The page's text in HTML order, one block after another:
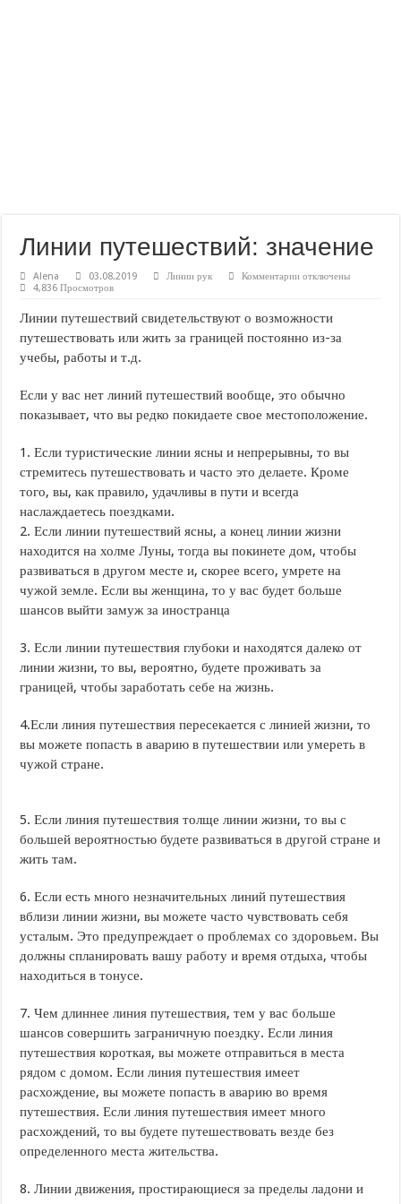
Линии путешествий: значение
Alena 03.08.2019 Линии рук Комментариик
значение
отключены
4,836 Просмотров
Линии путешествий свидетельствуют о возможности
путешествовать или жить за границей постоянно из-за
учебы, работы и т.д.
Если у вас нет линий путешествий вообще, это обычно
показывает, что вы редко покидаете свое местоположение.
1. Если туристические линии ясны и непрерывны, то вы
стремитесь путешествовать и часто это делаете. Кроме
того, вы, как правило, удачливы в пути и всегда
наслаждаетесь поездками.
2. Если линии путешествий ясны, а конец линии жизни
находится на холме Луны, тогда вы покинете дом, чтобы
развиваться в другом месте и, скорее всего, умрете на
чужой земле. Если вы женщина, то у вас будет больше
шансов выйти замуж за иностранца
3. Если линии путешествия глубоки и находятся далеко от
линии жизни, то вы, вероятно, будете проживать за
границей, чтобы заработать себе на жизнь.
4.Если линия путешествия пересекается с линией жизни, то
вы можете попасть в аварию в путешествии или умереть в
чужой стране.
5. Если линия путешествия толще линии жизни, то вы с
большей вероятностью будете развиваться в другой стране и
жить там.
6. Если есть много незначительных линий путешествия
вблизи линии жизни, вы можете часто чувствовать себя
усталым. Это предупреждает о проблемах со здоровьем. Вы
должны спланировать вашу работу и время отдыха, чтобы
находиться в тонусе.
7. Чем длиннее линия путешествия, тем у вас больше
шансов совершить заграничную поездку. Если линия
путешествия короткая, вы можете отправиться в места
рядом с домом. Если линия путешествия имеет
расхождение, вы можете попасть в аварию во время
путешествия. Если линия путешествия имеет много
расхождений, то вы будете путешествовать везде без
определенного места жительства.
8. Линии движения, простирающиеся за пределы ладони и